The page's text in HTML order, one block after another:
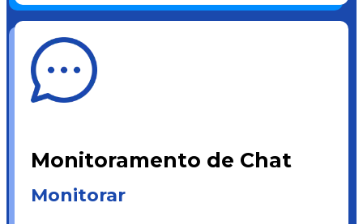
Monitoramento de Chat
Monitorar